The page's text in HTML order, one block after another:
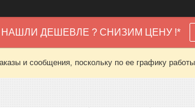
НАШЛИ ДЕШЕВЛЕ ? СНИЗИМ ЦЕНУ !*
и сообщения, поскольку по ее графику